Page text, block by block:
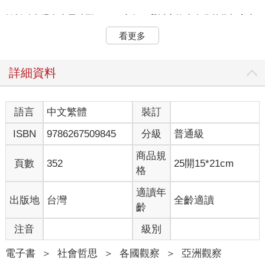
轉折點出現在大學時期。二○○六年，我以交換生身分前往加拿大
留學，結識了我的第一位中國朋友，他的性格格外地親切。以此
為契機，接下來我走訪了北京奧運前夕的中國。當時的我發現中
出的常見中國形象，往往只是眾多故事中的一隅。
紙，還會錄下電視晚間新聞。隨著我對中國的興趣不斷增長，進
入中國媒體工作自然而然成為我的志向。在加州大學聖地亞哥分
校攻讀碩士期間，我主修中國政治與經濟，扎實的學術訓練讓我
得以在二○一○年，也就是日中經濟規模逆轉的那一年，進入中國
媒體《財新》國際新聞部工作。《財新》以挑戰官方敘事的調查
報導聞名，這段經歷不僅鍛煉我的中文寫作能力，也讓我能夠從
中國內部研析這個大國的真實運作情形。那時候的中國，事物確
實日新月異地變化，整體而言似乎正朝好的方向發展。
在北京工作四年後，由於渴望改變觀察視角，於是我在二○一四年
前往充滿活力的東南亞，在新加坡國立大學擔任研究員。穿梭在
東協（ASEAN）十國當中，我親眼見證中國的經濟和政治影響力
看更多
詳細資料
語言 中文繁體
裝訂
ISBN
9786267509845 分級 普通級
頁數 352
商品規
格
25開15*21cm
出版地 台灣
適讀年
齡
全齡適讀
注音 級別
電子書 ＞ 社會哲思 ＞ 各國觀察 ＞ 亞洲觀察